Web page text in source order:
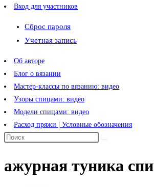
Вход для участников
Сброс пароля
Учетная запись
Об авторе
Блог о вязании
Мастер-классы по вязанию: видео
Узоры спицами: видео
Модели спицами: видео
Расход пряжи | Условные обозначения
ажурная туника